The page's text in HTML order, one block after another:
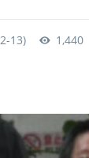
13) 1,440